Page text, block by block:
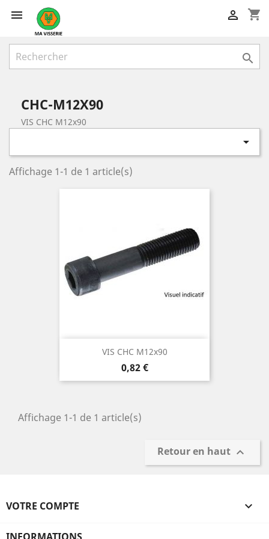
 shopping_cart


CHC-M12X90
VIS CHC M12x90

Affichage 1-1 de 1 article(s)
VIS CHC M12x90
Prix
0,82 €
Affichage 1-1 de 1 article(s)
Retour en haut 
VOTRE COMPTE 